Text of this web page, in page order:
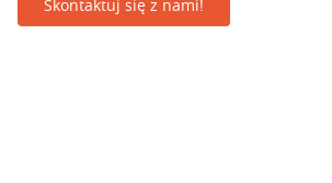
Skontaktuj się z nami!